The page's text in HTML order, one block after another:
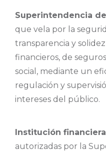
Superintendencia
que vela por la
transparencia y
financieros, de
social, mediante un
regulación y
intereses del público.
Institución financiera
autorizadas por la